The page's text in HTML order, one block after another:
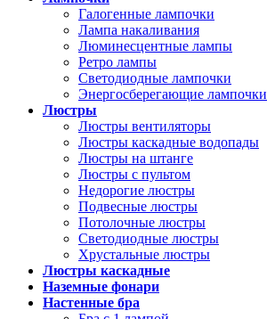
Галогенные лампочки
Лампа накаливания
Люминесцентные лампы
Ретро лампы
Светодиодные лампочки
Энергосберегающие лампочки
Люстры
Люстры вентиляторы
Люстры каскадные водопады
Люстры на штанге
Люстры с пультом
Недорогие люстры
Подвесные люстры
Потолочные люстры
Светодиодные люстры
Хрустальные люстры
Люстры каскадные
Наземные фонари
Настенные бра